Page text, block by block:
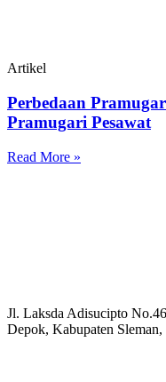
Artikel
Perbedaan
Pramugari Pesawat
Read More »
Jl. Laksda Adisucipto
Depok, Kabupaten